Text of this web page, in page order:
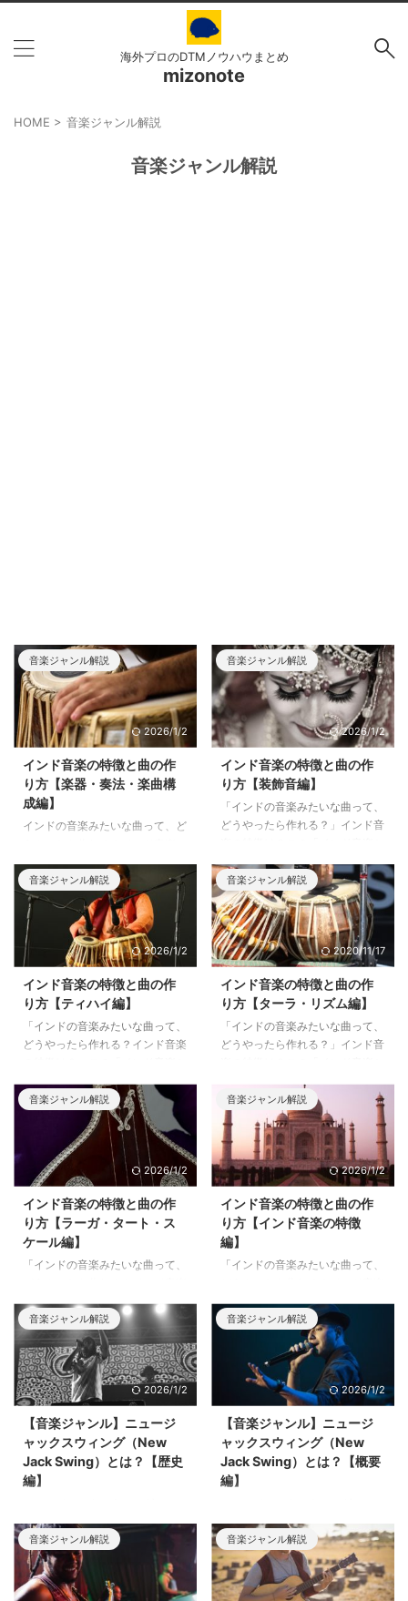
海外プロのDTMノウハウまとめ
mizonote
HOME > 音楽ジャンル解説
音楽ジャンル解説
音楽ジャンル解説
2026/1/2
インド音楽の特徴と曲の作
り方【楽器・奏法・楽曲構
成編】
インドの音楽みたいな曲って、ど
特徴は？この「インド音楽シリー
ズ」は、このような疑問にお答え
する内容です。今回はインド音楽
シリーズ最終回として、インド音
楽で使われる楽器や「ドローン」
などの特殊な奏法、楽曲構成の特
徴について解説していきます！
音楽ジャンル解説
2026/1/2
インド音楽の特徴と曲の作
り方【装飾音編】
「インドの音楽みたいな曲って、
どうやったら作れる？」インド音
答えする内容です。今回はPart5
として、インド音楽の特徴の一つ
でもある「装飾音」について解説
していきます。
音楽ジャンル解説
2026/1/2
インド音楽の特徴と曲の作
り方【ティハイ編】
「インドの音楽みたいな曲って、
どうやったら作れる？インド音楽
答えする内容です。今回はPart4
として、インド音楽において特徴
的な「ティハイ」について解説し
ていきます。
音楽ジャンル解説
2020/11/17
インド音楽の特徴と曲の作
り方【ターラ・リズム編】
「インドの音楽みたいな曲って、
どうやったら作れる？」インド音
答えする内容です。今回はPart3
として、インド音楽のリズムの基
本である「ターラ」について解説
していきます。
音楽ジャンル解説
2026/1/2
インド音楽の特徴と曲の作
り方【ラーガ・タート・ス
ケール編】
「インドの音楽みたいな曲って、
の特徴は？」この「インド音楽シ
リーズ」は、このような疑問にお
答えする内容です。今回はPart2
として、インド音楽の音階・スケ
ールの基本となる「ラーガ」「タ
ート」について解説していきま
す。
音楽ジャンル解説
2026/1/2
インド音楽の特徴と曲の作
り方【インド音楽の特徴
編】
「インドの音楽みたいな曲って、
の特徴は？」この「インド音楽シ
リーズ」は、このような疑問にお
答えする内容です。今回はPart1
として、「インド音楽を特徴付け
る要素」や有名なアーティストな
ど、インド音楽の概要をざっくり
解説していきます。
音楽ジャンル解説
2026/1/2
【音楽ジャンル】ニュージ
ャックスウィング（New
Jack Swing）とは？【歴史
編】
（New Jack Swing）ってどうい
う音楽？どういう特徴があるの？
今回はこのような疑問にお答えす
る内容です。様々な要素を取り入
れて作られたこのジャンルについ
音楽ジャンル解説
2026/1/2
【音楽ジャンル】ニュージ
ャックスウィング（New
Jack Swing）とは？【概要
編】
（New Jack Swing）ってどうい
う音楽？どういう特徴があるの？
今回はこのような疑問にお答えす
る内容です。様々な要素を取り入
れて作られたこのジャンルについ
音楽ジャンル解説 音楽ジャンル解説